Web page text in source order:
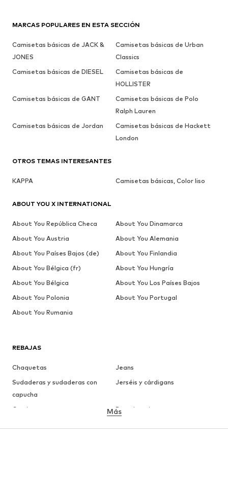
REBAJAS
Chaquetas
Jeans
Sudaderas y sudaderas con
capucha
Jerséis y cárdigans
Camisetas
Ropa interior
Más
MARCAS POPULARES EN ESTA SECCIÓN
Camisetas básicas de JACK &
JONES
Camisetas básicas de Urban
Classics
Camisetas básicas de DIESEL
Camisetas básicas de
HOLLISTER
Camisetas básicas de GANT
Camisetas básicas de Polo
Ralph Lauren
Camisetas básicas de Jordan
Camisetas básicas de Hackett
London
OTROS TEMAS INTERESANTES
KAPPA Camisetas básicas, Color liso
ABOUT YOU X INTERNATIONAL
About You República Checa
About You Dinamarca
About You Austria
About You Alemania
About You Países Bajos (de)
About You Finlandia
About You Bélgica (fr)
About You Hungría
About You Bélgica
About You Los Países Bajos
About You Polonia
About You Portugal
About You Rumania